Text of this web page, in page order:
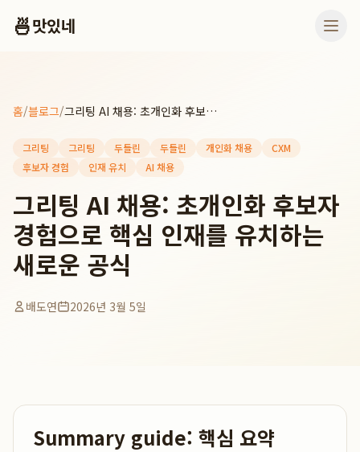
🍜맛있네
홈/블로그/ 그리팅 AI 채용: 초개인화 후보자 경험으로 핵심 인재를 유치하는 새로운 공식
그리팅 그리팅 두들린 두들린 개인화 채용
CXM
후보자 경험
인재 유치 AI 채용
그리팅 AI 채용: 초개인화 후보자
경험으로 핵심 인재를 유치하는
새로운 공식
배도연 2026년 3월 5일
Summary guide: 핵심 요약